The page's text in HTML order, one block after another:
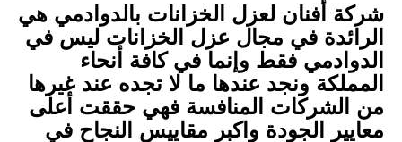
شركة أفنان لعزل الخزانات بالدوادمي هي
الرائدة في مجال عزل الخزانات ليس في
الدوادمي فقط وإنما في كافة أنحاء
المملكة ونجد عندها ما لا تجده عند غيرها
من الشركات المنافسة فهي حققت أعلى
معايير الجودة واكبر مقاييس النجاح في